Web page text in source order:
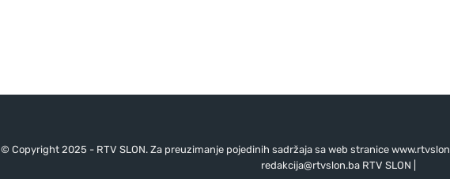
© Copyright 2025 - RTV SLON. Za preuzimanje pojedinih sadržaja sa web stranice
redakcija@rtvslon.baRTV SLON |